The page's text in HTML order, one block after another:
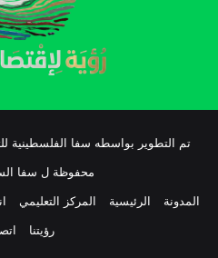
تم التطوير بواسطه سفا الفلسطينية
محفوظة ل سفا
المدونة
الرئيسية المركز التعليمي
رؤيتنا